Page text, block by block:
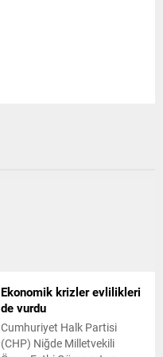
Ekonomik krizler evlilikleri
de vurdu
Cumhuriyet Halk Partisi
(CHP) Niğde Milletvekili